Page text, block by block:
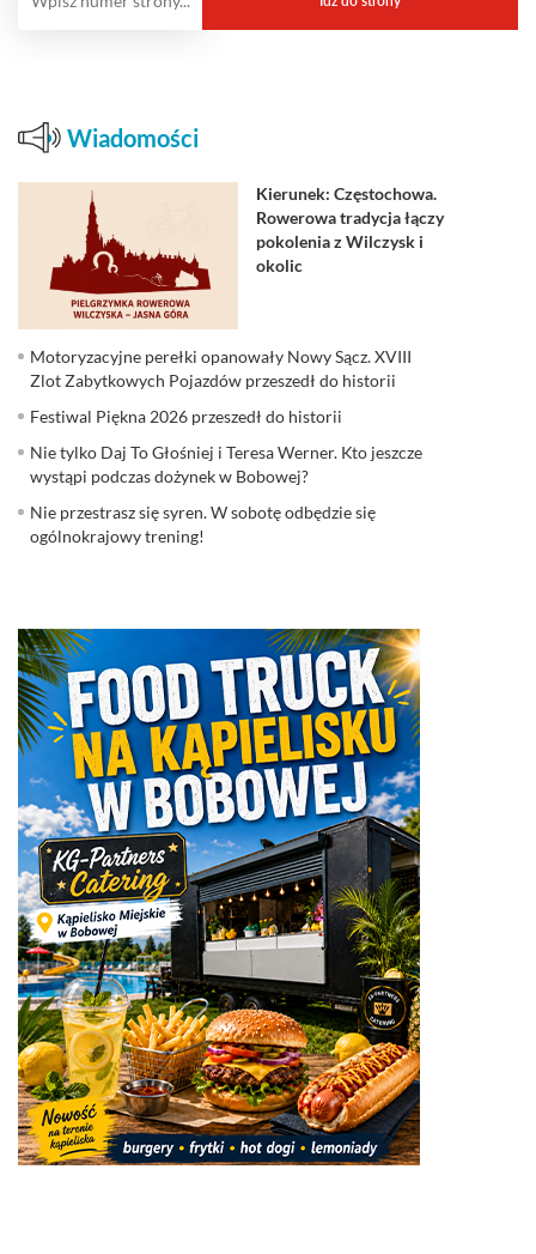
Wiadomości
Kierunek: Częstochowa.
Rowerowa tradycja łączy
pokolenia z Wilczysk i
okolic
Motoryzacyjne perełki opanowały Nowy Sącz. XVIII
Zlot Zabytkowych Pojazdów przeszedł do historii
Festiwal Piękna 2026 przeszedł do historii
Nie tylko Daj To Głośniej i Teresa Werner. Kto jeszcze
wystąpi podczas dożynek w Bobowej?
Nie przestrasz się syren. W sobotę odbędzie się
ogólnokrajowy trening!